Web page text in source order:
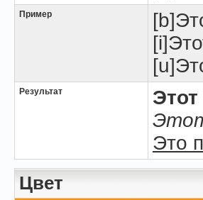
Пример
Результат
Это
Цвет